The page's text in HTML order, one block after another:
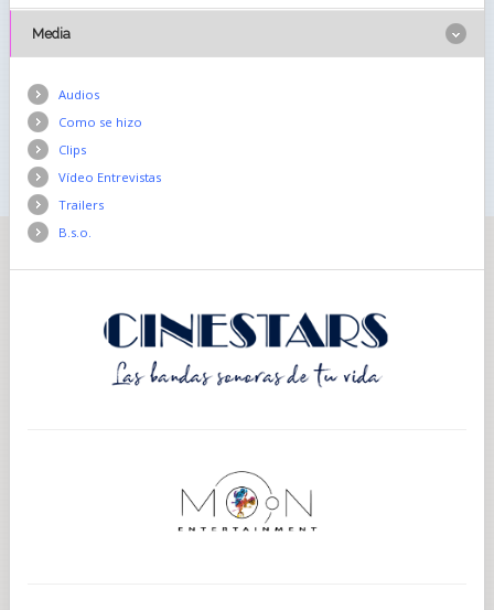
Media
Audios
Como se hizo
Clips
Vídeo Entrevistas
Trailers
B.s.o.